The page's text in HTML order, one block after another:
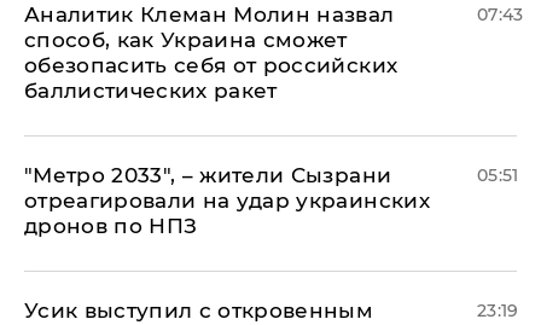
Аналитик Клеман Молин назвал
способ, как Украина сможет
обезопасить себя от российских
баллистических ракет
07:43
"Метро 2033", – жители Сызрани
отреагировали на удар украинских
дронов по НПЗ
05:51
Усик выступил с откровенным
23:19